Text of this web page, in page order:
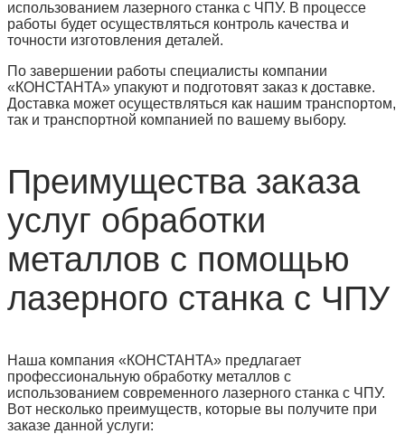
использованием лазерного станка с ЧПУ. В процессе
работы будет осуществляться контроль качества и
точности изготовления деталей.
По завершении работы специалисты компании
«КОНСТАНТА» упакуют и подготовят заказ к доставке.
Доставка может осуществляться как нашим транспортом,
так и транспортной компанией по вашему выбору.
Преимущества заказа
услуг обработки
металлов с помощью
лазерного станка с ЧПУ
Наша компания «КОНСТАНТА» предлагает
профессиональную обработку металлов с
использованием современного лазерного станка с ЧПУ.
Вот несколько преимуществ, которые вы получите при
заказе данной услуги: